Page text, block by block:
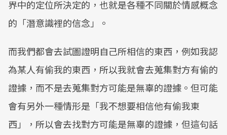
界中的定位所決定的，也就是各種不同關於情感概念
的「潛意識裡的信念」。
而我們都會去試圖證明自己所相信的東西，例如我認
為某人有偷我的東西，所以我就會去蒐集對方有偷的
證據，而不是去蒐集對方可能是無辜的證據。但可能
會有另外一種情形是「我不想要相信他有偷我東
西」，所以會去找對方可能是無辜的證據，但這句話